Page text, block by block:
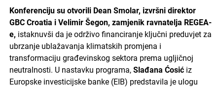
Konferenciju su otvorili Dean Smolar, izvršni direktor
GBC Croatia i Velimir Šegon, zamjenik ravnatelja REGEA-
e, istaknuvši da je održivo financiranje ključni preduvjet za
ubrzanje ublažavanja klimatskih promjena i
transformaciju građevinskog sektora prema ugljičnoj
neutralnosti. U nastavku programa, Slađana Ćosićiz
Europske investicijske banke (EIB) predstavila je ulogu